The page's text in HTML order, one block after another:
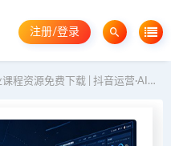
注册/登录
免费下载 | 抖音运营·AI教程·GEO优化